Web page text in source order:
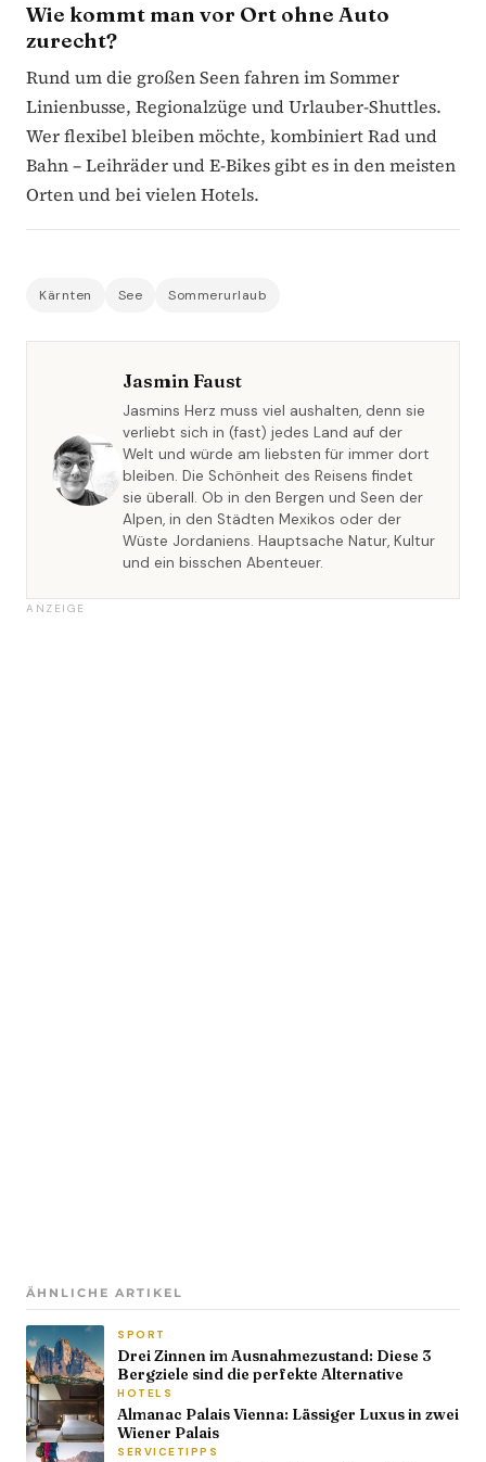
Wie kommt man vor Ort ohne Auto
zurecht?
Rund um die großen Seen fahren im Sommer
Linienbusse, Regionalzüge und Urlauber-Shuttles.
Wer flexibel bleiben möchte, kombiniert Rad und
Bahn – Leihräder und E-Bikes gibt es in den meisten
Orten und bei vielen Hotels.
Kärnten See Sommerurlaub
Jasmin Faust
Jasmins Herz muss viel aushalten, denn sie
verliebt sich in (fast) jedes Land auf der
Welt und würde am liebsten für immer dort
bleiben. Die Schönheit des Reisens findet
sie überall. Ob in den Bergen und Seen der
Alpen, in den Städten Mexikos oder der
Wüste Jordaniens. Hauptsache Natur, Kultur
und ein bisschen Abenteuer.
ANZEIGE
ÄHNLICHE ARTIKEL
SPORT
Drei Zinnen im Ausnahmezustand: Diese 3
Bergziele sind die perfekte Alternative
HOTELS
Almanac Palais Vienna: Lässiger Luxus in zwei
Wiener Palais
SERVICETIPPS